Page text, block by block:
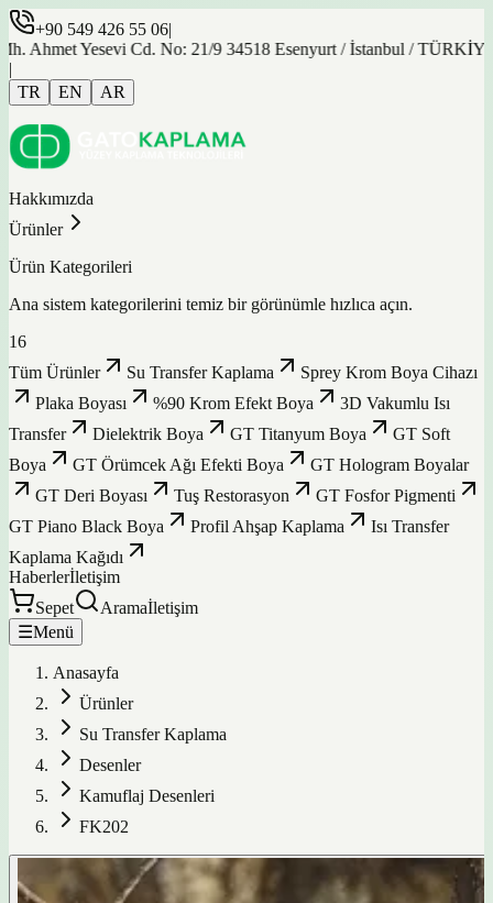
+90 549 426 55 06|
Yesevi Cd. No: 21/9 34518 Esenyurt / İstanbul / TÜRKİYE
|
TR
EN AR
Hakkımızda
Ürünler
Ürün Kategorileri
Ana sistem kategorilerini temiz bir görünümle hızlıca açın.
16
Tüm Ürünler
Su Transfer Kaplama
Sprey Krom Boya Cihazı
Plaka Boyası
%90 Krom Efekt Boya
3D Vakumlu Isı
Transfer
Dielektrik Boya GT Titanyum Boya
GT Soft
Boya
GT Örümcek Ağı Efekti Boya
GT Hologram Boyalar
GT Deri Boyası
Tuş Restorasyon
GT Fosfor Pigmenti
GT Piano Black Boya
Profil Ahşap Kaplama
Isı Transfer
Kaplama Kağıdı
Haberlerİletişim
Sepet
Aramaİletişim
☰Menü
Anasayfa
Ürünler
Su Transfer Kaplama
Desenler
Kamuflaj Desenleri
FK202